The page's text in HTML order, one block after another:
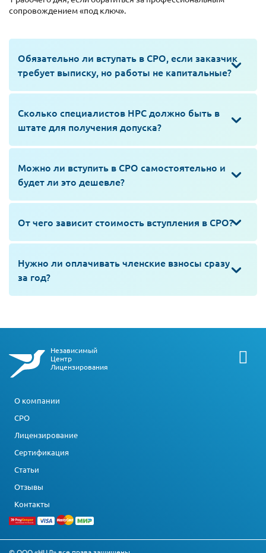
сопровождением «под ключ».
Обязательно ли вступать в СРО, если заказчик
требует выписку, но работы не капитальные?
Сколько специалистов НРС должно быть в
штате для получения допуска?
Можно ли вступить в СРО самостоятельно и
будет ли это дешевле?
От чего зависит стоимость вступления в СРО?
Нужно ли оплачивать членские взносы сразу
за год?
Независимый
Центр
Лицензирования
О компании
СРО
Лицензирование
Сертификация
Статьи
Отзывы
Контакты